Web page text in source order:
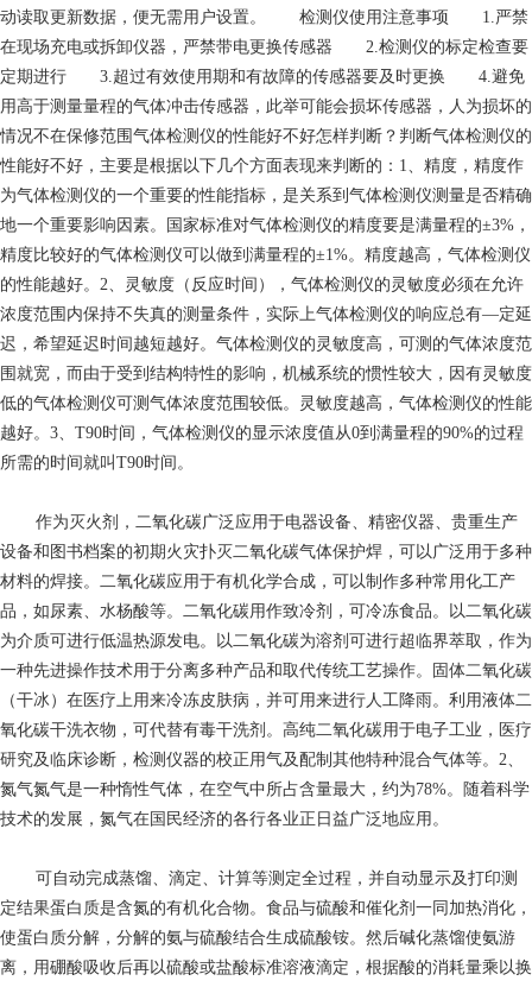
动读取更新数据，便无需用户设置。 检测仪使用注意事项 1.严禁
在现场充电或拆卸仪器，严禁带电更换传感器 2.检测仪的标定检查要
定期进行 3.超过有效使用期和有故障的传感器要及时更换 4.避免
用高于测量量程的气体冲击传感器，此举可能会损坏传感器，人为损坏的
情况不在保修范围气体检测仪的性能好不好怎样判断？判断气体检测仪的
性能好不好，主要是根据以下几个方面表现来判断的：1、精度，精度作
为气体检测仪的一个重要的性能指标，是关系到气体检测仪测量是否精确
地一个重要影响因素。国家标准对气体检测仪的精度要是满量程的±3%，
精度比较好的气体检测仪可以做到满量程的±1%。精度越高，气体检测仪
的性能越好。2、灵敏度（反应时间），气体检测仪的灵敏度必须在允许
浓度范围内保持不失真的测量条件，实际上气体检测仪的响应总有—定延
迟，希望延迟时间越短越好。气体检测仪的灵敏度高，可测的气体浓度范
围就宽，而由于受到结构特性的影响，机械系统的惯性较大，因有灵敏度
低的气体检测仪可测气体浓度范围较低。灵敏度越高，气体检测仪的性能
越好。3、T90时间，气体检测仪的显示浓度值从0到满量程的90%的过程
所需的时间就叫T90时间。
作为灭火剂，二氧化碳广泛应用于电器设备、精密仪器、贵重生产
设备和图书档案的初期火灾扑灭二氧化碳气体保护焊，可以广泛用于多种
材料的焊接。二氧化碳应用于有机化学合成，可以制作多种常用化工产
品，如尿素、水杨酸等。二氧化碳用作致冷剂，可冷冻食品。以二氧化碳
为介质可进行低温热源发电。以二氧化碳为溶剂可进行超临界萃取，作为
一种先进操作技术用于分离多种产品和取代传统工艺操作。固体二氧化碳
（干冰）在医疗上用来冷冻皮肤病，并可用来进行人工降雨。利用液体二
氧化碳干洗衣物，可代替有毒干洗剂。高纯二氧化碳用于电子工业，医疗
研究及临床诊断，检测仪器的校正用气及配制其他特种混合气体等。2、
氮气氮气是一种惰性气体，在空气中所占含量最大，约为78%。随着科学
技术的发展，氮气在国民经济的各行各业正日益广泛地应用。
可自动完成蒸馏、滴定、计算等测定全过程，并自动显示及打印测
定结果蛋白质是含氮的有机化合物。食品与硫酸和催化剂一同加热消化，
使蛋白质分解，分解的氨与硫酸结合生成硫酸铵。然后碱化蒸馏使氨游
离，用硼酸吸收后再以硫酸或盐酸标准溶液滴定，根据酸的消耗量乘以换